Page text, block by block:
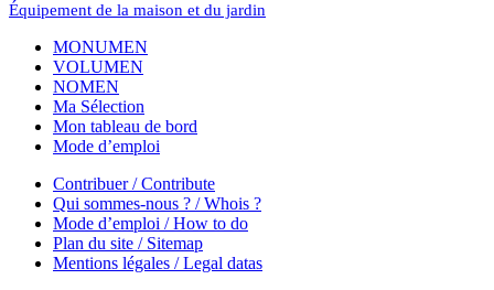
Équipement de la maison et du jardin
MONUMEN
VOLUMEN
NOMEN
Ma Sélection
Mon tableau de bord
Mode d’emploi
Contribuer / Contribute
Qui sommes-nous ? / Whois ?
Mode d’emploi / How to do
Plan du site / Sitemap
Mentions légales / Legal datas